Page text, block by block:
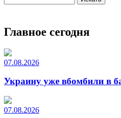
Главное сегодня
07.08.2026
Украину уже вбомбили в
07.08.2026